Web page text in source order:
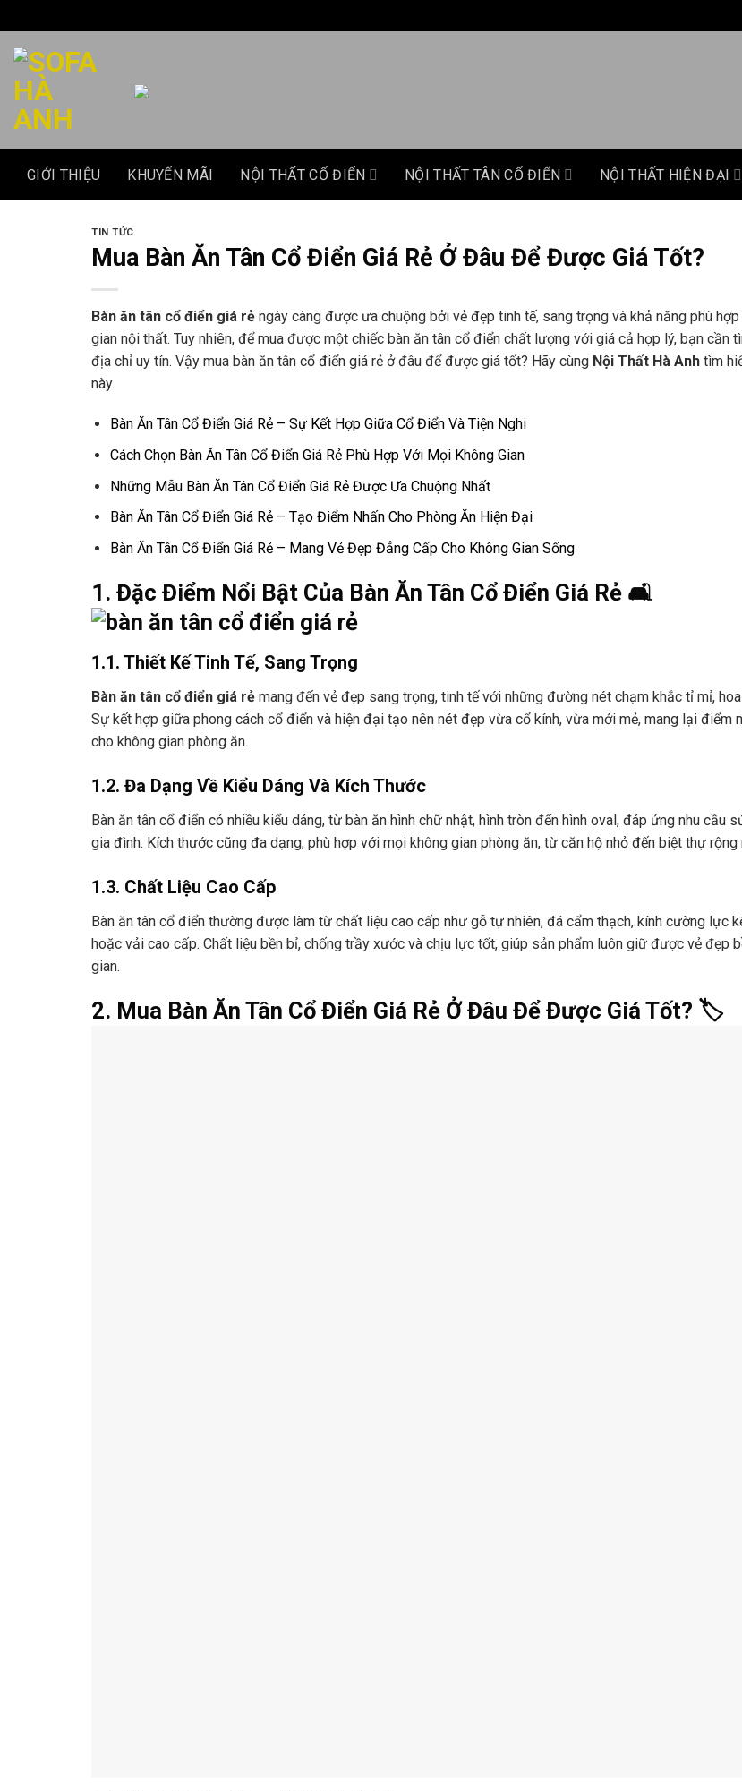
đến
nội
dung
GIỚI THIỆU KHUYẾN MÃI NỘI THẤT CỔ ĐIỂN NỘI THẤT TÂN CỔ ĐIỂN NỘI THẤT HIỆN ĐẠI
TIN TỨC
Mua Bàn Ăn Tân Cổ Điển Giá Rẻ Ở Đâu Để Được Giá Tốt?
Bàn ăn tân cổ điển giá rẻ ngày càng được ưa chuộng bởi vẻ đẹp tinh tế, sang trọng và khả năng phù
gian nội thất. Tuy nhiên, để mua được một chiếc bàn ăn tân cổ điển chất lượng với giá cả hợp lý, bạn cần
địa chỉ uy tín. Vậy mua bàn ăn tân cổ điển giá rẻ ở đâu để được giá tốt? Hãy cùng Nội Thất Hà Anh tìm
này.
Bàn Ăn Tân Cổ Điển Giá Rẻ – Sự Kết Hợp Giữa Cổ Điển Và Tiện Nghi
Cách Chọn Bàn Ăn Tân Cổ Điển Giá Rẻ Phù Hợp Với Mọi Không Gian
Những Mẫu Bàn Ăn Tân Cổ Điển Giá Rẻ Được Ưa Chuộng Nhất
Bàn Ăn Tân Cổ Điển Giá Rẻ – Tạo Điểm Nhấn Cho Phòng Ăn Hiện Đại
Bàn Ăn Tân Cổ Điển Giá Rẻ – Mang Vẻ Đẹp Đẳng Cấp Cho Không Gian Sống
1. Đặc Điểm Nổi Bật Của Bàn Ăn Tân Cổ Điển Giá Rẻ 🛋️
1.1. Thiết Kế Tinh Tế, Sang Trọng
Bàn ăn tân cổ điển giá rẻ mang đến vẻ đẹp sang trọng, tinh tế với những đường nét chạm khắc tỉ mỉ,
Sự kết hợp giữa phong cách cổ điển và hiện đại tạo nên nét đẹp vừa cổ kính, vừa mới mẻ, mang lại điểm
cho không gian phòng ăn.
1.2. Đa Dạng Về Kiểu Dáng Và Kích Thước
Bàn ăn tân cổ điển có nhiều kiểu dáng, từ bàn ăn hình chữ nhật, hình tròn đến hình oval, đáp ứng nhu cầu
gia đình. Kích thước cũng đa dạng, phù hợp với mọi không gian phòng ăn, từ căn hộ nhỏ đến biệt thự rộng
1.3. Chất Liệu Cao Cấp
Bàn ăn tân cổ điển thường được làm từ chất liệu cao cấp như gỗ tự nhiên, đá cẩm thạch, kính cường lực
hoặc vải cao cấp. Chất liệu bền bỉ, chống trầy xước và chịu lực tốt, giúp sản phẩm luôn giữ được vẻ đẹp
gian.
2. Mua Bàn Ăn Tân Cổ Điển Giá Rẻ Ở Đâu Để Được Giá Tốt? 🏷️